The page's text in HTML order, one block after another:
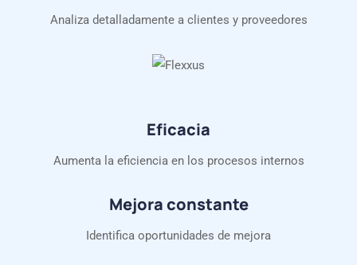
Analiza detalladamente a clientes y proveedores
Eficacia
Aumenta la eficiencia en los procesos internos
Mejora constante
Identifica oportunidades de mejora